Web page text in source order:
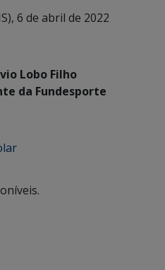
6 de abril de 2022
Lobo Filho
da Fundesporte